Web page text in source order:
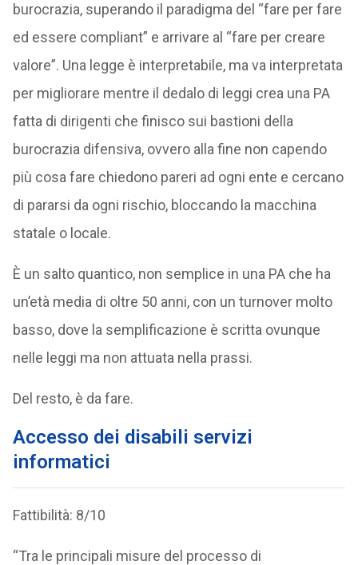
burocrazia, superando il paradigma del “fare per fare
ed essere compliant” e arrivare al “fare per creare
valore”. Una legge è interpretabile, ma va interpretata
per migliorare mentre il dedalo di leggi crea una PA
fatta di dirigenti che finisco sui bastioni della
burocrazia difensiva, ovvero alla fine non capendo
più cosa fare chiedono pareri ad ogni ente e cercano
di pararsi da ogni rischio, bloccando la macchina
statale o locale.
È un salto quantico, non semplice in una PA che ha
un’età media di oltre 50 anni, con un turnover molto
basso, dove la semplificazione è scritta ovunque
nelle leggi ma non attuata nella prassi.
Del resto, è da fare.
Accesso dei disabili servizi
informatici
Fattibilità: 8/10
“Tra le principali misure del processo di